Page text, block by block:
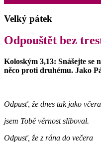
Velký pátek
Odpouštět bez
Koloským 3,13: Snášejte se
něco proti druhému. Jako
Odpusť, že dnes tak jako včera
jsem Tobě věrnost sliboval.
Odpusť, že z rána do večera